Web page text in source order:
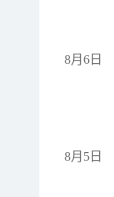
8月6日
8月5日